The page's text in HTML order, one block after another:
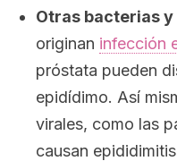
Otras bacterias
originan infección
próstata pueden
epidídimo. Así
virales, como las
causan